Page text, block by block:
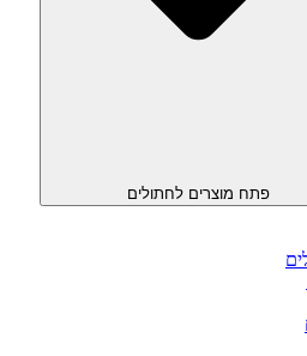
פתח מוצרים לחתולים